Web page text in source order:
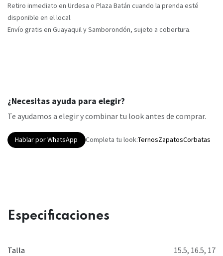
Retiro inmediato en Urdesa o Plaza Batán cuando la prenda esté
disponible en el local.
Envío gratis en Guayaquil y Samborondón, sujeto a cobertura.
¿Necesitas ayuda para elegir?
Te ayudamos a elegir y combinar tu look antes de comprar.
Hablar por WhatsApp Completa tu look:TernosZapatosCorbatas
Especificaciones
Talla 15.5, 16.5, 17